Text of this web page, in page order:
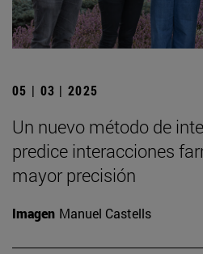
05 | 03 | 2025
Un nuevo método de
predice interacciones
mayor precisión
Imagen Manuel Castells